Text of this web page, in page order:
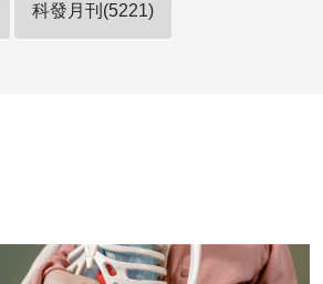
科發月刊(5221)